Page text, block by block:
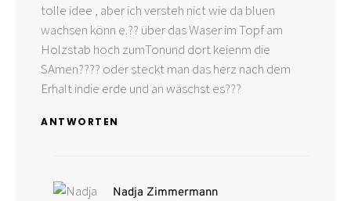
tolle idee , aber ich versteh nict wie da bluen
wachsen könn e.?? über das Waser im Topf am
Holzstab hoch zumTonund dort keienm die
SAmen???? oder steckt man das herz nach dem
Erhalt indie erde und an wäschst es???
ANTWORTEN
Nadja Zimmermann